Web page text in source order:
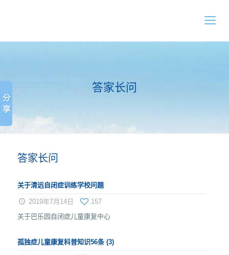
答家长问
答家长问
关于清远自闭症训练学校问题
2019年7月14日
157
关于巴乐园自闭症儿童康复中心
孤独症儿童康复科普知识56条 (3)